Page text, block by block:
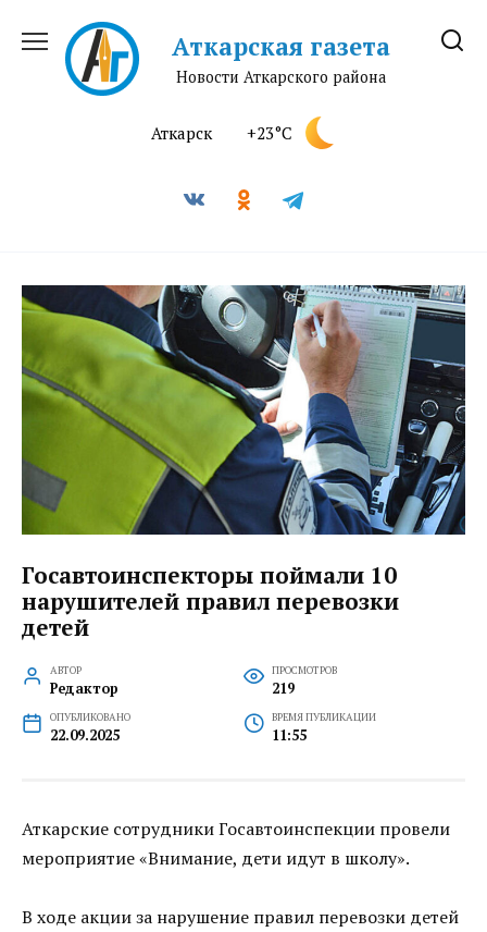
содержанию
Аткарская газета
Новости Аткарского района
Аткарск +23°C
Госавтоинспекторы поймали 10
нарушителей правил перевозки
детей
АВТОР
Редактор
ПРОСМОТРОВ
219
ОПУБЛИКОВАНО
22.09.2025
ВРЕМЯ ПУБЛИКАЦИИ
11:55
Аткарские сотрудники Госавтоинспекции провели
мероприятие «Внимание, дети идут в школу».
В ходе акции за нарушение правил перевозки детей